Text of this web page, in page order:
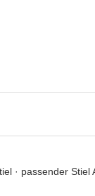
· passender